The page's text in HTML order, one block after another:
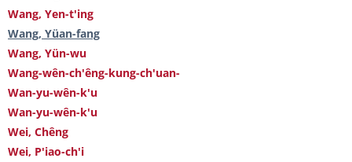
Wang, Yen-t'ing
Wang, Yüan-fang
Wang, Yün-wu
Wang-wên-ch'êng-kung-ch'uan-
Wan-yu-wên-k'u
Wan-yu-wên-k'u
Wei, Chêng
Wei, P'iao-ch'i